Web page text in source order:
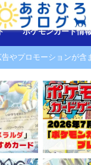
ポケモンカード情
やプロモーションが含